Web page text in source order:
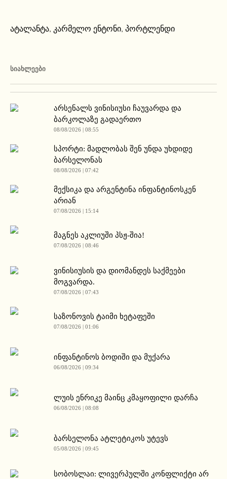
ატალანტა, კარმელო ენტონი, პორტლენდი
ᲡᲘᲐᲮᲚᲔᲔᲑᲘ
არსენალს ვინისიუსი ჩაუვარდა და
ბარკოლაზე გადაერთო
08/08/2026 | 08:55
სპორტი: მადლობას შენ უნდა უხდიდე
ბარსელონას
08/08/2026 | 07:42
მექსიკა და არგენტინა ინფანტინოსკენ
არიან
07/08/2026 | 15:14
მაგნეს აკლიუში პსჟ-შია!
07/08/2026 | 08:46
ვინისიუსის და დიომანდეს საქმეები
მოგვარდა.
07/08/2026 | 07:43
საზონოვის ტაიმი ხეტაფეში
07/08/2026 | 01:06
ინფანტინოს ბოდიში და მუქარა
06/08/2026 | 09:34
ლუის ენრიკე მაინც კმაყოფილი დარჩა
06/08/2026 | 08:08
ბარსელონა ატლეტიკოს უტევს
05/08/2026 | 09:45
სობოსლაი: ლივერპულში კონფლიქტი არ